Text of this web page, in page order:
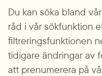
Du kan söka bland
råd i vår sökfunktion
filtrerings­funktionen
tidigare ändringar av
att prenumerera på